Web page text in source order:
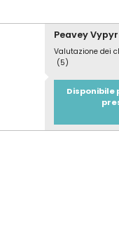
Peavey Vypyr
Valutazione dei
(5)
Disponibile